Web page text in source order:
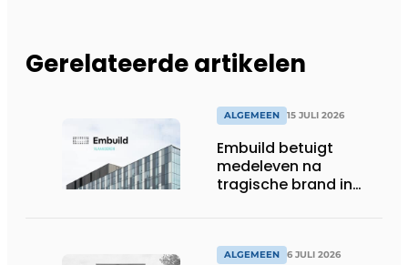
Gerelateerde artikelen
ALGEMEEN 15 JULI 2026
Embuild betuigt
medeleven na
tragische brand in
ALGEMEEN 6 JULI 2026